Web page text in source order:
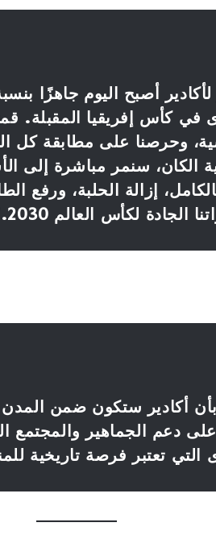
في كأس إفريقيا المقبلة.
وحرصنا على مطابقة كل
الكان، سنمر مباشرة إلى
إزالة الحلبة، ورفع
لكأس العالم 2030.”
أكادير ستكون ضمن المدن
على دعم الجماهير والمجتمع
التي تعتبر فرصة تاريخية